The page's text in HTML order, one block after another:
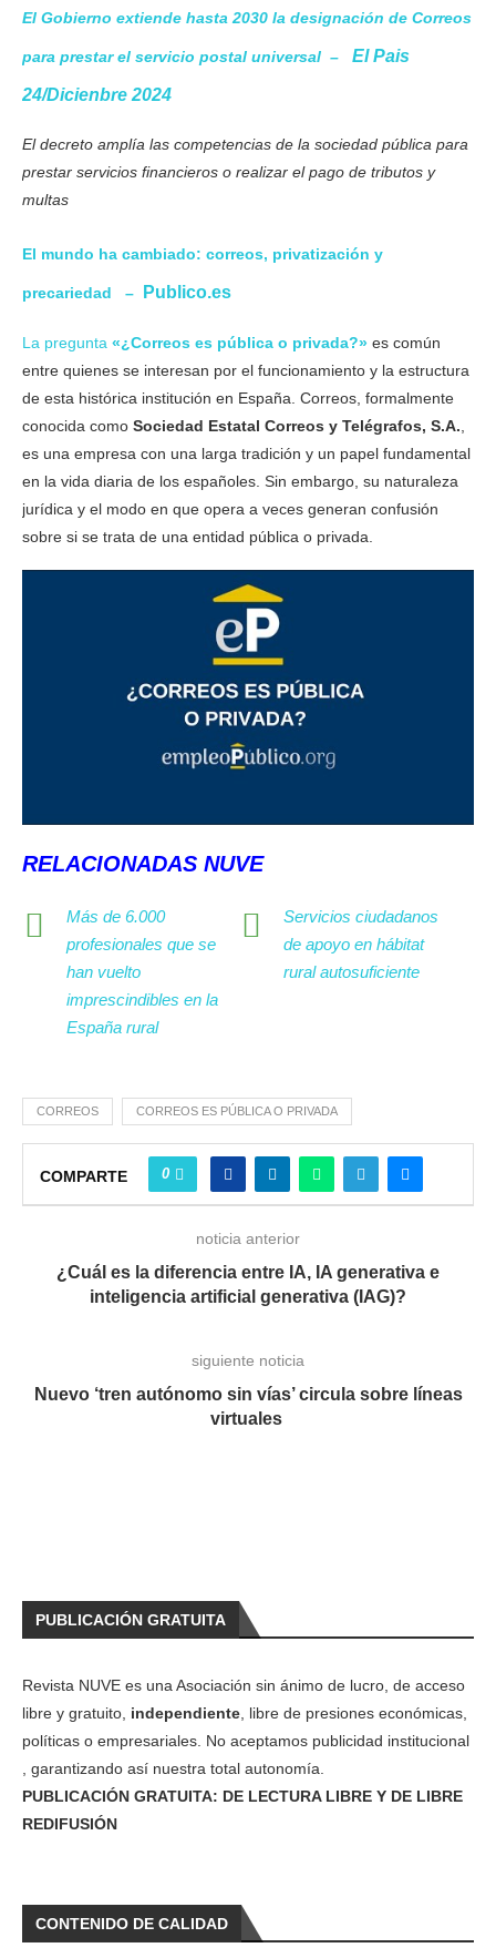
El Gobierno extiende hasta 2030 la designación de Correos
para prestar el servicio postal universal – El Pais
24/Dicienbre 2024
El decreto amplía las competencias de la sociedad pública para
prestar servicios financieros o realizar el pago de tributos y
multas
El mundo ha cambiado: correos, privatización y
precariedad – Publico.es
La pregunta «¿Correos es pública o privada?» es común
entre quienes se interesan por el funcionamiento y la estructura
de esta histórica institución en España. Correos, formalmente
conocida como Sociedad Estatal Correos y Telégrafos, S.A.,
es una empresa con una larga tradición y un papel fundamental
en la vida diaria de los españoles. Sin embargo, su naturaleza
jurídica y el modo en que opera a veces generan confusión
sobre si se trata de una entidad pública o privada.
RELACIONADAS NUVE
Más de 6.000
profesionales que se
han vuelto
imprescindibles en la
España rural
Servicios ciudadanos
de apoyo en hábitat
rural autosuficiente
CORREOS CORREOS ES PÚBLICA O PRIVADA
COMPARTE 0
noticia anterior
¿Cuál es la diferencia entre IA, IA generativa e
inteligencia artificial generativa (IAG)?
siguiente noticia
Nuevo ‘tren autónomo sin vías’ circula sobre líneas
virtuales
PUBLICACIÓN GRATUITA
Revista NUVE es una Asociación sin ánimo de lucro, de acceso
libre y gratuito, independiente , libre de presiones económicas,
políticas o empresariales. No aceptamos publicidad institucional
, garantizando así nuestra total autonomía.
PUBLICACIÓN GRATUITA: DE LECTURA LIBRE Y DE LIBRE
REDIFUSIÓN
CONTENIDO DE CALIDAD